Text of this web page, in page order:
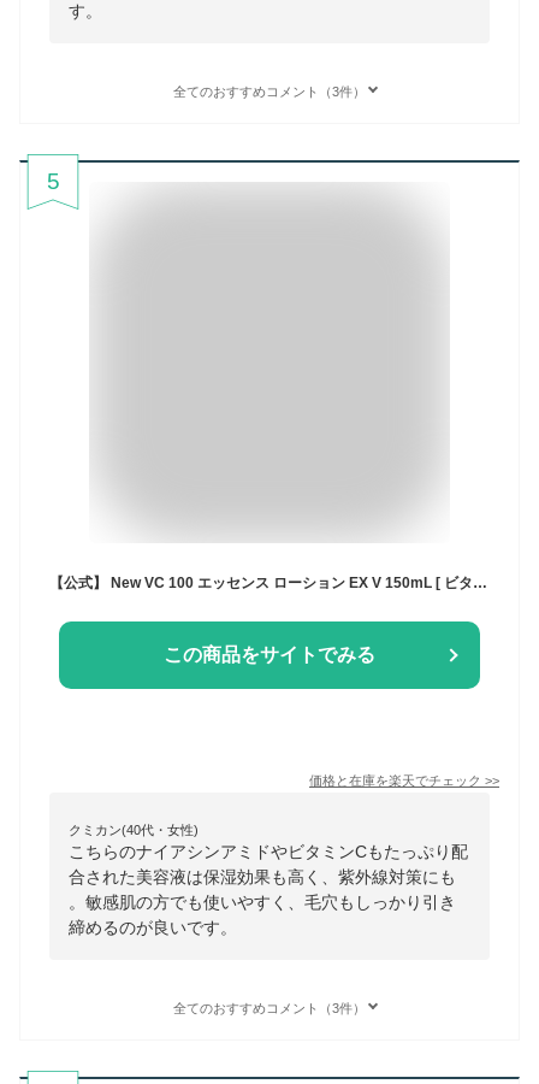
す。
全てのおすすめコメント（3件）
5
【公式】 New VC 100 エッセンス ローション EX V 150mL [ ビタミンC 化粧水 ] 高保湿 紫外線 美容液 毛穴 敏感 ナイアシンアミド プレゼント 人気ランキング ギフト メンズ スキンケア メンズコスメ ドクターシーラボ
この商品をサイトでみる
価格と在庫を楽天でチェック >>
クミカン(40代・女性)
こちらのナイアシンアミドやビタミンCもたっぷり配
合された美容液は保湿効果も高く、紫外線対策にも
。敏感肌の方でも使いやすく、毛穴もしっかり引き
締めるのが良いです。
全てのおすすめコメント（3件）